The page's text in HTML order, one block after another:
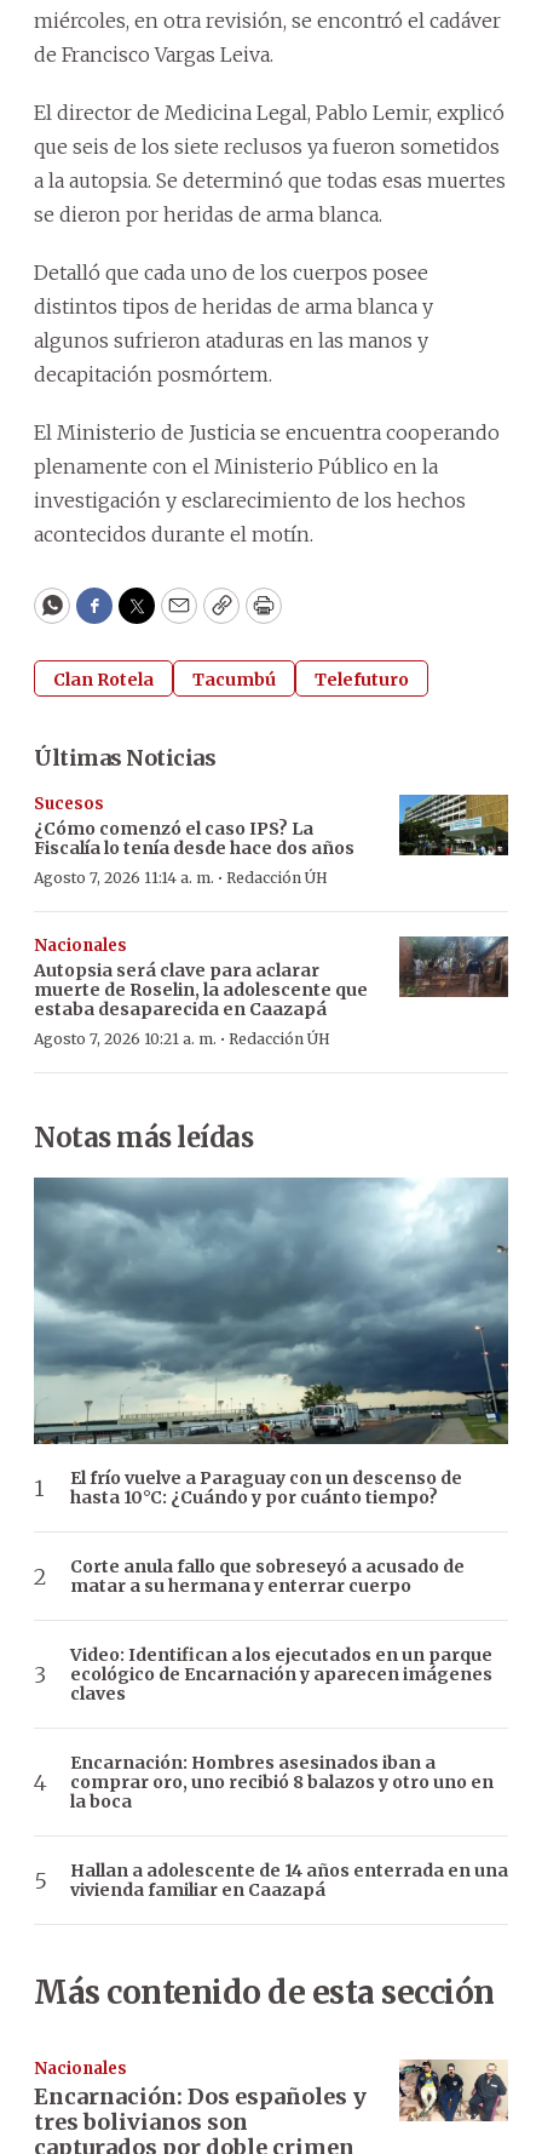
miércoles, en otra revisión, se encontró el cadáver
de Francisco Vargas Leiva.
El director de Medicina Legal, Pablo Lemir, explicó
que seis de los siete reclusos ya fueron sometidos
a la autopsia. Se determinó que todas esas muertes
se dieron por heridas de arma blanca.
Detalló que cada uno de los cuerpos posee
distintos tipos de heridas de arma blanca y
algunos sufrieron ataduras en las manos y
decapitación posmórtem.
El Ministerio de Justicia se encuentra cooperando
plenamente con el Ministerio Público en la
investigación y esclarecimiento de los hechos
acontecidos durante el motín.
WhatsApp
Facebook
Twitter
EmailCopyPrint
Clan Rotela Tacumbú Telefuturo
Últimas Noticias
Sucesos
¿Cómo comenzó el caso IPS? La
Fiscalía lo tenía desde hace dos años
Agosto 7, 2026 11:14 a. m. · Redacción ÚH
Nacionales
Autopsia será clave para aclarar
muerte de Roselin, la adolescente que
estaba desaparecida en Caazapá
Agosto 7, 2026 10:21 a. m. · Redacción ÚH
Notas más leídas
El frío vuelve a Paraguay con un descenso de
hasta 10°C: ¿Cuándo y por cuánto tiempo?
Corte anula fallo que sobreseyó a acusado de
matar a su hermana y enterrar cuerpo
Video: Identifican a los ejecutados en un parque
ecológico de Encarnación y aparecen imágenes
claves
Encarnación: Hombres asesinados iban a
comprar oro, uno recibió 8 balazos y otro uno en
la boca
Hallan a adolescente de 14 años enterrada en una
vivienda familiar en Caazapá
Más contenido de esta sección
Nacionales
Encarnación: Dos españoles y
tres bolivianos son
capturados por doble crimen